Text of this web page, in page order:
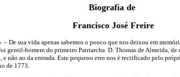
Biografia de
Francisco José Freire
De sua vida apenas sabemos o pouco que nos deixou em
gentil-homem do primeiro Patriarcha D. Thomas de Almeida, de
não ao da entrada. Este pequeno erro nos é rectificado pelo
de 1773.